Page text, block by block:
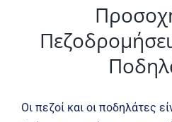
Οι πεζοί και οι ποδηλάτες